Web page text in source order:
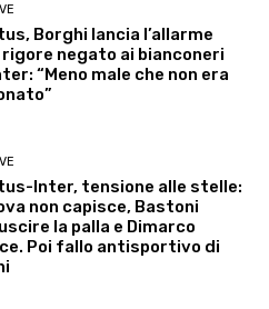
Borghi lancia l’allarme
rigore negato ai bianconeri
“Meno male che non era
Inter, tensione alle stelle:
non capisce, Bastoni
la palla e Dimarco
Poi fallo antisportivo di